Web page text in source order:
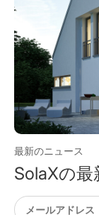
最新のニュース
SolaXの最